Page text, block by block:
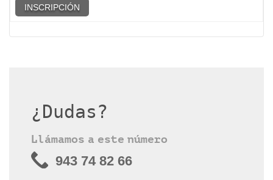
INSCRIPCIÓN
¿Dudas?
Llámamos a este número
943 74 82 66